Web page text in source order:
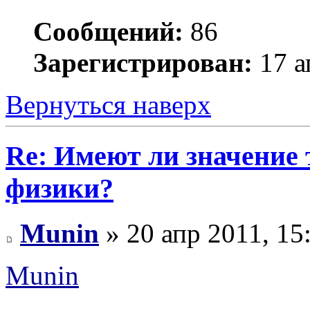
Сообщений: 86
Зарегистрирован: 17
Вернуться наверх
Re: Имеют ли значение
физики?
Munin » 20 апр 2011,
Munin